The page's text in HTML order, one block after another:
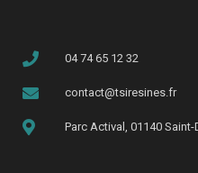
04 74 65 12 32
contact@tsiresines.fr
Parc Actival, 01140